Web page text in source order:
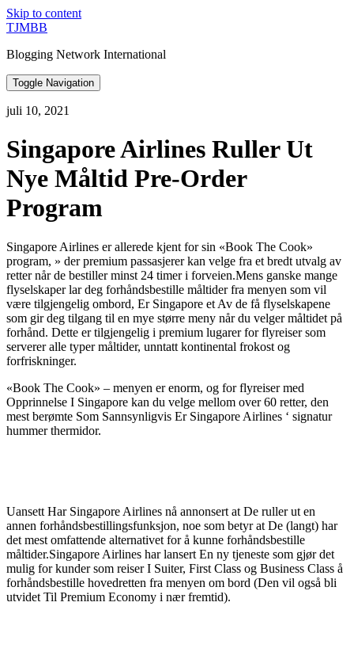
Skip to content
TJMBB
Blogging Network International
Toggle Navigation
juli 10, 2021
Singapore Airlines Ruller Ut
Nye Måltid Pre-Order
Program
Singapore Airlines er allerede kjent for sin «Book The Cook»
program, » der premium passasjerer kan velge fra et bredt utvalg av
retter når de bestiller minst 24 timer i forveien.Mens ganske mange
flyselskaper lar deg forhåndsbestille måltider fra menyen som vil
være tilgjengelig ombord, Er Singapore et Av de få flyselskapene
som gir deg tilgang til en mye større meny når du velger måltidet på
forhånd. Dette er tilgjengelig i premium lugarer for flyreiser som
serverer alle typer måltider, unntatt kontinental frokost og
forfriskninger.
«Book The Cook» – menyen er enorm, og for flyreiser med
Opprinnelse I Singapore kan du velge mellom over 60 retter, den
mest berømte Som Sannsynligvis Er Singapore Airlines ‘ signatur
hummer thermidor.
Uansett Har Singapore Airlines nå annonsert at De ruller ut en
annen forhåndsbestillingsfunksjon, noe som betyr at De (langt) har
det mest omfattende alternativet for å kunne forhåndsbestille
måltider.Singapore Airlines har lansert En ny tjeneste som gjør det
mulig for kunder som reiser I Suiter, First Class og Business Class å
forhåndsbestille hovedretten fra menyen om bord (Den vil også bli
utvidet Til Premium Economy i nær fremtid).